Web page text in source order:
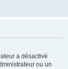
a désactivé
ou un